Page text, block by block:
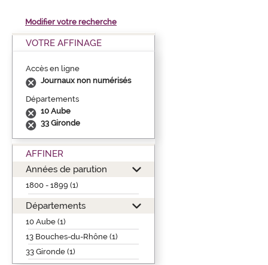
Modifier votre recherche
VOTRE AFFINAGE
Accès en ligne
Journaux non numérisés
Départements
10 Aube
33 Gironde
AFFINER
Années de parution
1800 - 1899 (1)
Départements
10 Aube (1)
13 Bouches-du-Rhône (1)
33 Gironde (1)